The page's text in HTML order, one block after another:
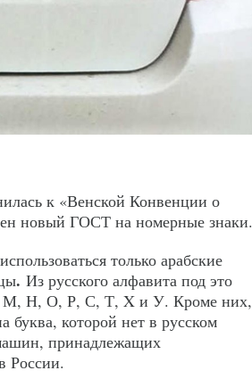
к «Венской Конвенции о
новый ГОСТ на номерные знаки.
только арабские
. Из русского алфавита под это
М, Н, О, Р, С, Т, X и У. Кроме них,
буква, которой нет в русском
принадлежащих
России.